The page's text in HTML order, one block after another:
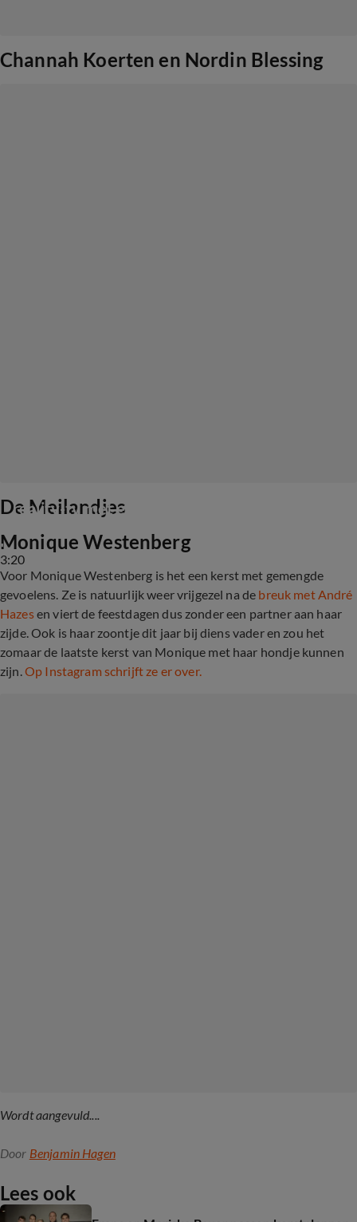
Channah Koerten en Nordin Blessing
De Meilandjes
3:20
reality-tv met een kerstspecial
Monique Westenberg
Voor Monique Westenberg is het een kerst met gemengde
gevoelens. Ze is natuurlijk weer vrijgezel na de breuk met André
Hazesen viert de feestdagen dus zonder een partner aan haar
zijde. Ook is haar zoontje dit jaar bij diens vader en zou het
zomaar de laatste kerst van Monique met haar hondje kunnen
zijn.Op Instagram schrijft ze er over.
Wordt aangevuld....
Door Benjamin Hagen
Lees ook